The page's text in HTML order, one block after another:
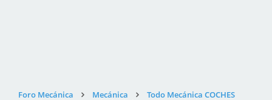
Foro Mecánica Mecánica
Todo Mecánica COCHES